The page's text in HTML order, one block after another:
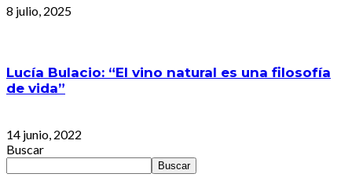
8 julio, 2025
Lucía Bulacio: “El vino natural es una filosofía
de vida”
14 junio, 2022
Buscar
Buscar